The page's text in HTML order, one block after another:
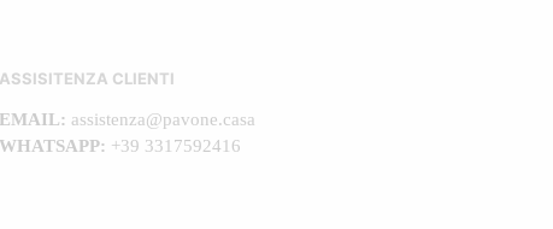
ASSISITENZA CLIENTI
EMAIL: assistenza@pavone.casa
WHATSAPP: +39 3317592416